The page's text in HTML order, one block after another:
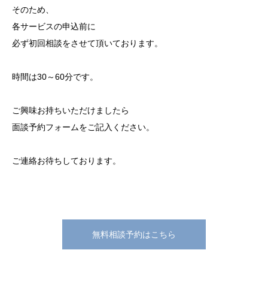
そのため、
各サービスの申込前に
必ず初回相談をさせて頂いております。
時間は30～60分です。
ご興味お持ちいただけましたら
面談予約フォームをご記入ください。
ご連絡お待ちしております。
無料相談予約はこちら